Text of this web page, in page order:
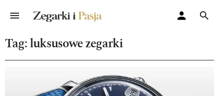
Tag: luksusowe zegarki